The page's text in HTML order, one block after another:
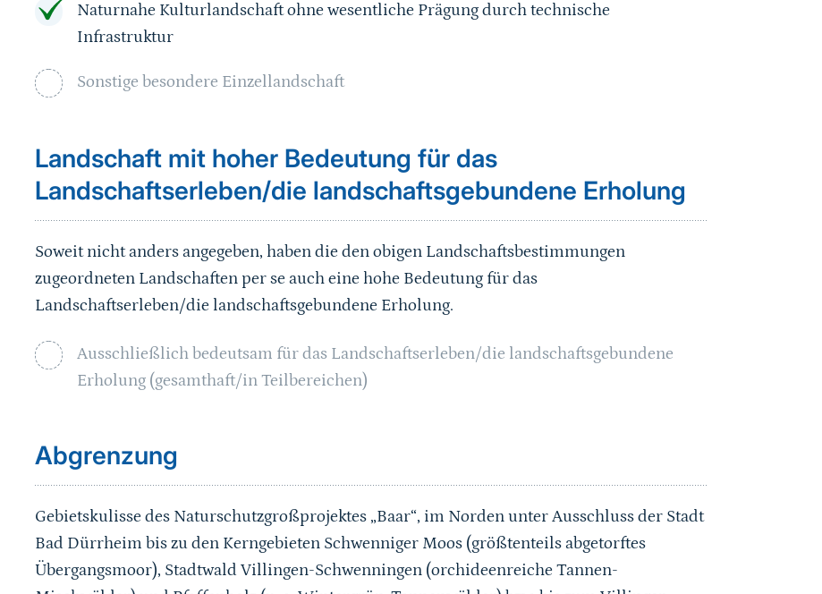
Naturnahe Kulturlandschaft ohne wesentliche Prägung durch technische
Infrastruktur
Sonstige besondere Einzellandschaft
Landschaft mit hoher Bedeutung für das
Landschaftserleben/die landschaftsgebundene Erholung
Soweit nicht anders angegeben, haben die den obigen Landschaftsbestimmungen
zugeordneten Landschaften per se auch eine hohe Bedeutung für das
Landschaftserleben/die landschaftsgebundene Erholung.
Ausschließlich bedeutsam für das Landschaftserleben/die landschaftsgebundene
Erholung (gesamthaft/in Teilbereichen)
Sprungmarke
Abgrenzung
Gebietskulisse des Naturschutzgroßprojektes „Baar“, im Norden unter Ausschluss der Stadt
Bad Dürrheim bis zu den Kerngebieten Schwenniger Moos (größtenteils abgetorftes
Übergangsmoor), Stadtwald Villingen-Schwenningen (orchideenreiche Tannen-